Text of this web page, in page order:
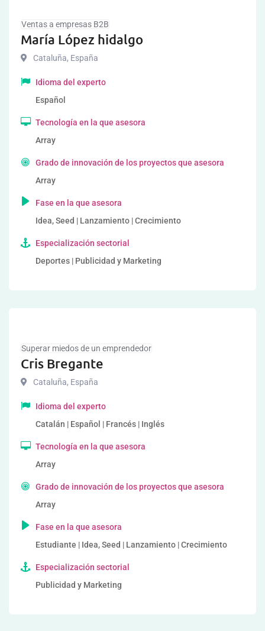
Ventas a empresas B2B
María López hidalgo
Cataluña, España
Idioma del experto
Español
Tecnología en la que asesora
Array
Grado de innovación de los proyectos que asesora
Array
Fase en la que asesora
Idea, Seed | Lanzamiento | Crecimiento
Especialización sectorial
Deportes | Publicidad y Marketing
Superar miedos de un emprendedor
Cris Bregante
Cataluña, España
Idioma del experto
Catalán | Español | Francés | Inglés
Tecnología en la que asesora
Array
Grado de innovación de los proyectos que asesora
Array
Fase en la que asesora
Estudiante | Idea, Seed | Lanzamiento | Crecimiento
Especialización sectorial
Publicidad y Marketing